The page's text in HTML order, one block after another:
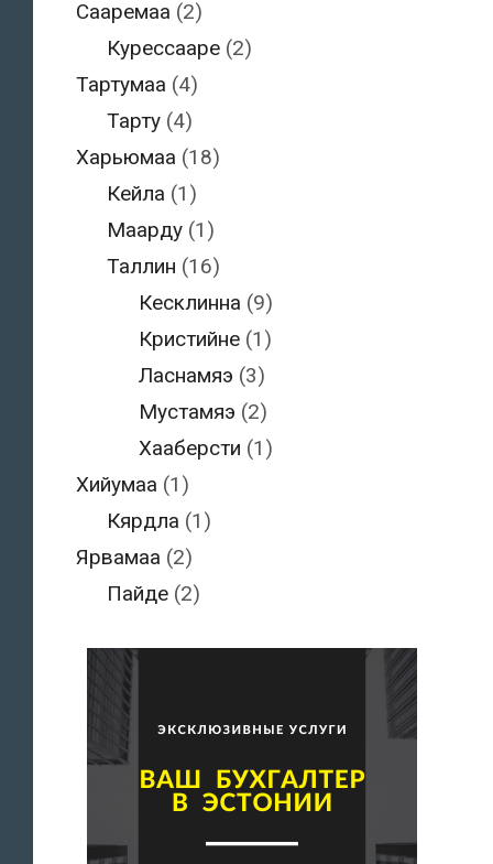
Сааремаа (2)
Курессааре (2)
Тартумаа (4)
Тарту (4)
Харьюмаа (18)
Кейла (1)
Маарду (1)
Таллин (16)
Кесклинна (9)
Кристийне(1)
Ласнамяэ (3)
Мустамяэ (2)
Хааберсти (1)
Хийумаа (1)
Кярдла (1)
Ярвамаа (2)
Пайде (2)